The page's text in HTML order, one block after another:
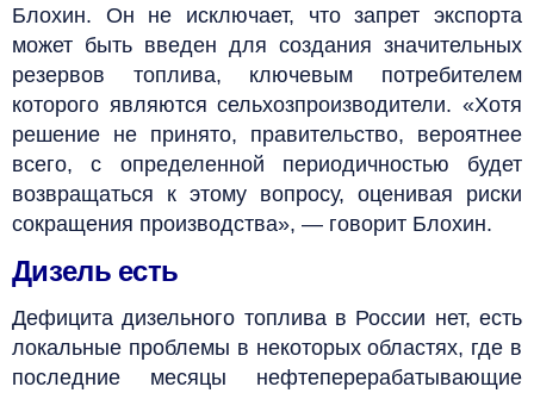
Блохин. Он не исключает, что запрет экспорта
может быть введен для создания значительных
резервов топлива, ключевым потребителем
которого являются сельхозпроизводители. «Хотя
решение не принято, правительство, вероятнее
всего, с определенной периодичностью будет
возвращаться к этому вопросу, оценивая риски
сокращения производства», — говорит Блохин.
Дизель есть
Дефицита дизельного топлива в России нет, есть
локальные проблемы в некоторых областях, где в
последние месяцы нефтеперерабатывающие